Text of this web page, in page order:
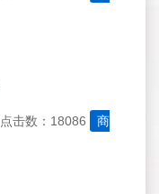
点击数：18086
商